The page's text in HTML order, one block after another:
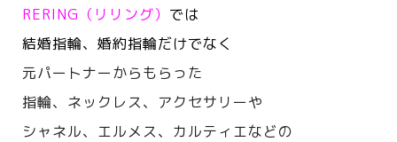
RERING（リリング） では
結婚指輪、婚約指輪だけでなく
元パートナーからもらった
指輪、ネックレス、アクセサリーや
シャネル、エルメス、カルティエなどの